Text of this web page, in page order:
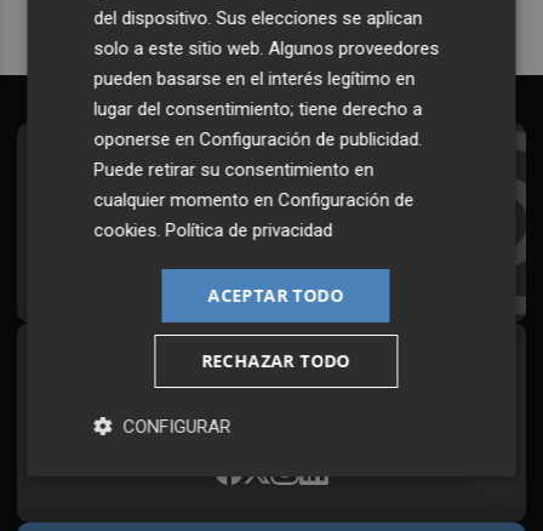
Suscríbete al Boletín
Todos los días a primera hora en tu email
¡Quiero suscribirme!
Síguenos en redes
Plaza Podcast, desde cualquier medio
del dispositivo. Sus elecciones se aplican
solo a este sitio web. Algunos proveedores
pueden basarse en el interés legítimo en
lugar del consentimiento; tiene derecho a
oponerse enConfiguración de publicidad.
Puede retirar su consentimiento en
cualquier momento enConfiguración de
cookies.Política de privacidad
ACEPTAR TODO
RECHAZAR TODO
CONFIGURAR